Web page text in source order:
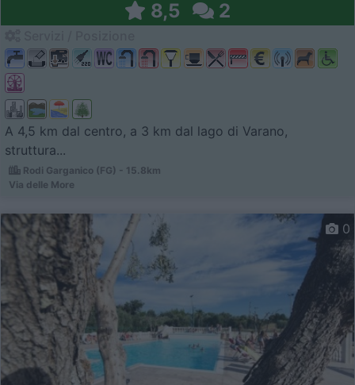
8,5 2
A 4,5 km dal centro, a 3 km dal lago di Varano,
struttura...
Rodi Garganico (FG) - 15.8km
Via delle More
0